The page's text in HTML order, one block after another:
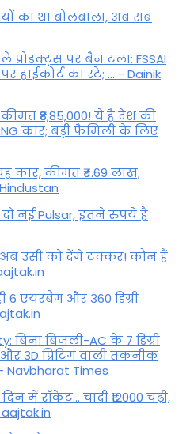
का था बोलबाला, अब सब
प्रोडक्ट्स पर बैन टला: FSSAI
हाईकोर्ट का स्टे; ... - Dainik
₹8,85,000! ये है देश की
कार; बड़ी फैमिली के लिए
कार, कीमत ₹4.69 लाख;
नई Pulsar, इतने रुपये है
अब उसी को देंगे टक्कर! कौन हैं
6 एयरबैग और 360 डिग्री
बिना बिजली-AC के 7 डिग्री
3D प्रिंटिंग वाली तकनीक
Times
में रॉकेट... चांदी ₹12000 चढ़ी,